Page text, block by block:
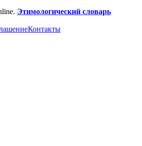
Этимологический словарь
Контакты